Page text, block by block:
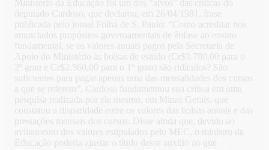
Ministério da Educação foi um dos “alvos” das críticas do
deputado Cardoso, que declarou, em 26/04/1981, frase
publicada pelo jornal Folha de S. Paulo: “Como acreditar nos
anunciados propósitos governamentais de ênfase ao ensino
fundamental, se os valores anuais pagos pela Secretaria de
Apoio do Ministério às bolsas de estudo (Cr$3.780,00 para o
2º grau e Cr$2.560,00 para o 1º grau) são ridículos? São
suficientes para pagar apenas uma das mensalidades dos cursos
a que se referem”. Cardoso fundamentou sua crítica em uma
pesquisa realizada por ele mesmo, em Minas Gerais, que
constatou a disparidade entre os valores das bolsas anuais e das
prestações mensais dos cursos. Disse ainda que, devido ao
aviltamento dos valores estipulados pelo MEC, o ministro da
Educação poderia ajustar o título desse auxílio ao que